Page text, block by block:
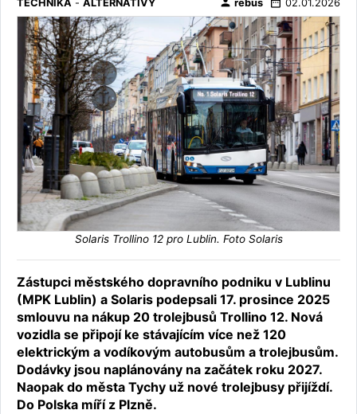
TECHNIKA - ALTERNATIVY rebus 02.01.2026
Solaris Trollino 12 pro Lublin. Foto Solaris
Zástupci městského dopravního podniku v Lublinu
(MPK Lublin) a Solaris podepsali 17. prosince 2025
smlouvu na nákup 20 trolejbusů Trollino 12. Nová
vozidla se připojí ke stávajícím více než 120
elektrickým a vodíkovým autobusům a trolejbusům.
Dodávky jsou naplánovány na začátek roku 2027.
Naopak do města Tychy už nové trolejbusy přijíždí.
Do Polska míří z Plzně.